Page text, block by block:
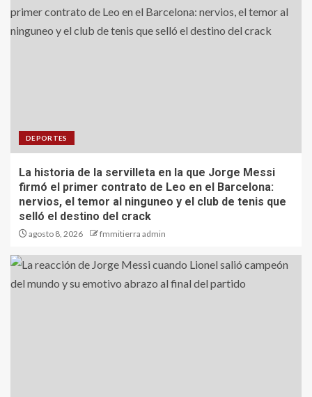
DEPORTES
La historia de la servilleta en la que Jorge Messi
firmó el primer contrato de Leo en el Barcelona:
nervios, el temor al ninguneo y el club de tenis que
selló el destino del crack
agosto 8, 2026 fmmitierra admin